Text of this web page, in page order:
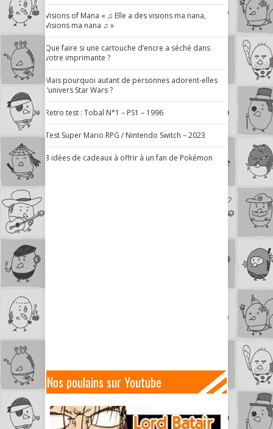
Visions of Mana « ♫ Elle a des visions ma nana,
Visions ma nana ♫ »
Que faire si une cartouche d’encre a séché dans
votre imprimante ?
Mais pourquoi autant de personnes adorent-elles
l’univers Star Wars ?
Retro test : Tobal N°1 – PS1 – 1996
Test Super Mario RPG / Nintendo Switch – 2023
3 idées de cadeaux à offrir à un fan de Pokémon
Nos poulains sur Youtube